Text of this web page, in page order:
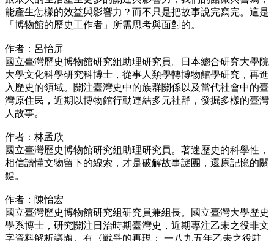
能產生怎樣的效益與影響力？而不只是把故事說完寫完。這是
「博物館的歷史工作者」所需思考與面對的。
作者：呂怡屏
國立臺灣歷史博物館研究組助理研究員。日本總合研究大學院
大學文化科學研究科博士，從事人類學轉博物館學研究，再進
入歷史的領域。關注臺灣史中的族群關係以及當代社會中的臺
灣原住民，近期以博物館行動連結多元社群，發掘多樣的臺灣
人故事。
作者：林孟欣
國立臺灣歷史博物館研究組助理研究員。著迷歷史的科學性，
相信讀懂文物留下的線索，才是破解故事謎團，還原記憶的關
鍵。
作者：陳怡宏
國立臺灣歷史博物館研究組研究員兼組長。國立臺灣大學歷史
學系博士，研究關注日治時期臺灣史，近期專注乙未之役非文
字資料解析議題。有〈戰爭的再現： 一八九五年乙未之役駐